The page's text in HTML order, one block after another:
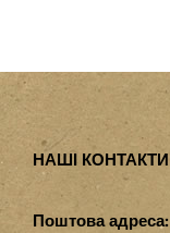
НАШІ КОНТАКТИ
Поштова адреса: